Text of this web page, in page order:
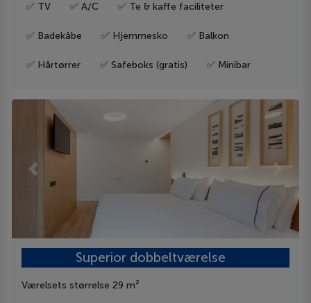
✅ TV
✅ A/C ✅ Te & kaffe faciliteter
✅ Badekåbe ✅ Hjemmesko ✅ Balkon
✅ Hårtørrer ✅ Safeboks (gratis) ✅ Minibar
Previous
Superior dobbeltværelse
Værelsets størrelse 29 m²